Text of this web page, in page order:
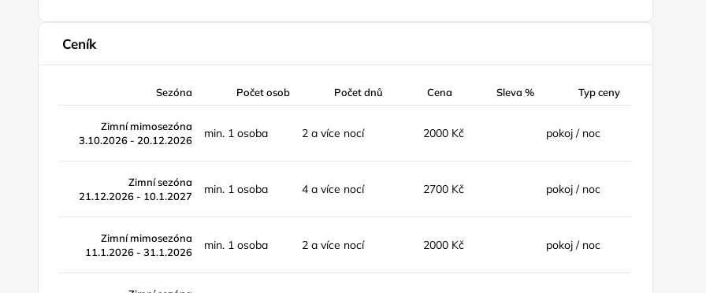
Ceník
Sezóna Počet osob Počet dnů Cena Sleva % Typ ceny
Zimní mimosezóna
3.10.2026 - 20.12.2026
min. 1 osoba 2 a více nocí 2000 Kč pokoj / noc
Zimní sezóna
21.12.2026 - 10.1.2027
min. 1 osoba 4 a více nocí 2700 Kč pokoj / noc
Zimní mimosezóna
11.1.2026 - 31.1.2026
min. 1 osoba 2 a více nocí 2000 Kč pokoj / noc